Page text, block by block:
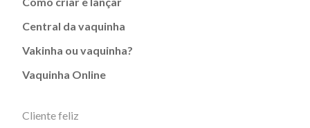
Central da vaquinha
Vakinha ou vaquinha?
Vaquinha Online
Cliente feliz